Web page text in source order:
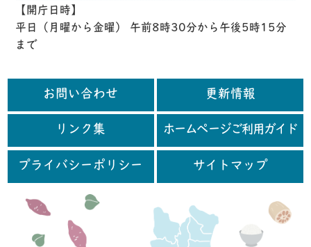
【開庁日時】
平日（月曜から金曜） 午前8時30分から午後5時15分
まで
お問い合わせ 更新情報
リンク集 ホームページご利用ガイド
プライバシーポリシー サイトマップ